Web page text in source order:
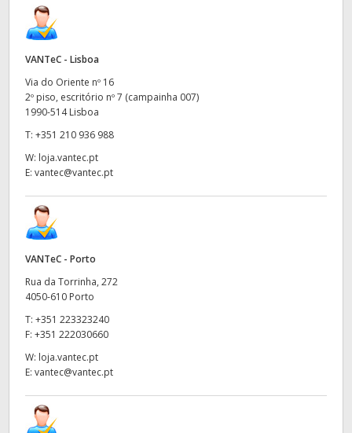
VANTeC - Lisboa
Via do Oriente nº 16
2º piso, escritório nº 7 (campainha 007)
1990-514 Lisboa
T: +351 210 936 988
W: loja.vantec.pt
E: vantec@vantec.pt
VANTeC - Porto
Rua da Torrinha, 272
4050-610 Porto
T: +351 223323240
F: +351 222030660
W: loja.vantec.pt
E: vantec@vantec.pt